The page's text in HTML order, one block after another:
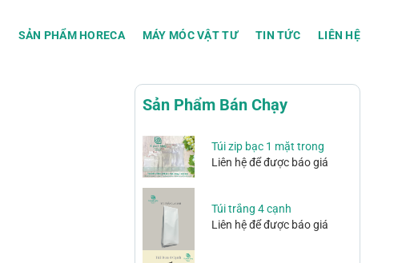
SẢN PHẨM HORECA MÁY MÓC VẬT TƯ TIN TỨC LIÊN HỆ
Sản Phẩm Bán Chạy
Túi zip bạc 1 mặt trong
Liên hệ để được báo giá
Túi trắng 4 cạnh
Liên hệ để được báo giá